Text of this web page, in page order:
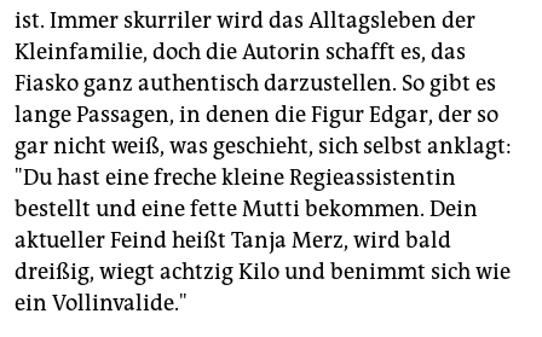
ist. Immer skurriler wird das Alltagsleben der
Kleinfamilie, doch die Autorin schafft es, das
Fiasko ganz authentisch darzustellen. So gibt es
lange Passagen, in denen die Figur Edgar, der so
gar nicht weiß, was geschieht, sich selbst anklagt:
"Du hast eine freche kleine Regieassistentin
bestellt und eine fette Mutti bekommen. Dein
aktueller Feind heißt Tanja Merz, wird bald
dreißig, wiegt achtzig Kilo und benimmt sich wie
ein Vollinvalide."